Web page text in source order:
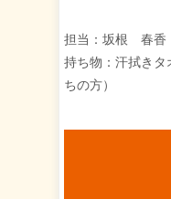
担当：坂根 春香
持ち物：汗拭きタ
ちの方）